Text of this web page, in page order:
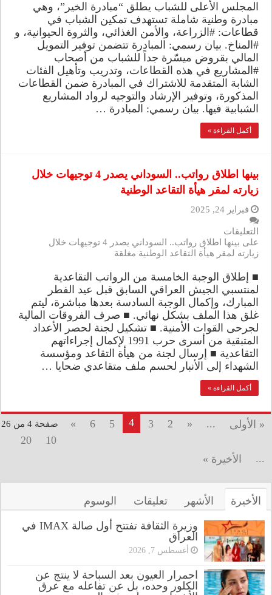
المجلس الأعلى للشباب يطلق “مبادرة الخير”، وهي
مبادرة وطنية شاملة تستهدف تمكين الشباب في
قطاعات: #الزراعة، والأمن الغذائي، والثروة الحيوانية، و
#المناخ. بيان رسمي: المبادرة تتضمن توفير التمويل
المالي بقروض ميسّرة جداً للشباب من أصحاب
#المشاريع في هذه القطاعات، وتدريب وتأهيل الفئات
الشابة المتقدمة للاشتراك في المبادرة ضمن القطاعات
المذكورة، وتوفير الإرشاد والتوجيه لرواد المشاريع
الشبابية فيها. بيان رسمي: المبادرة …
أكمل القراءة »
بينها اطلاق رواتب.. السوداني يصدر 4 توجيهات خلال
زيارته لمقر هيأة التقاعد الوطنية
فبراير 24, 2025
التعليقات
على بينها اطلاق رواتب.. السوداني يصدر 4 توجيهات خلال
زيارته لمقر هيأة التقاعد الوطنية مغلقة
■ إطلاق الوجبة الخامسة من الرواتب التقاعدية
لمنتسبي الجيش العراقي السابق قبل عيد الفطر
المبارك، وإكمال الوجبة السادسة بعدها مباشرة، ليتم
غلق هذا الملف بشكل نهائي. ■ صرف الفروقات المالية
لجرحى القوات الأمنية. ■ تشكيل لجنة لحصر الأعداد
المتبقية من أسرى حرب 1991 لإكمال إجراءاتهم
التقاعدية ■ إرسال لجنة من هيأة التقاعد ومؤسسة
الشهداء إلى الأنبار لحسم ملف متقاعدي ضحايا …
أكمل القراءة »
صفحة 4 من 26 « الأولى ...
«
2
3
4
5
6
»
10
20
...
الأخيرة »
الأخيرة الأشهر تعليقات الوسوم
وزيرة الثقافة تفتتح أول صالة IMAX في
العراق
أغسطس 7, 2026
احمرار العيون بعد السباحة لا ينتج عن
الكلور وحده، بل عن تفاعله مع عرق